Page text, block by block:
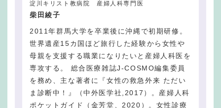
淀川キリスト教病院 産婦人科専門医
柴田綾子
2011年群馬大学を卒業後に沖縄で初期研修。
世界遺産15カ国ほど旅行した経験から女性や
母親を支援する職業になりたいと産婦人科医を
専攻する。 総合医療雑誌J-COSMO編集委員
を務め、主な著者に『女性の救急外来 ただい
ま診断中！』（中外医学社,2017）。産婦人科
ポケットガイド（金芳堂、2020）。女性診療